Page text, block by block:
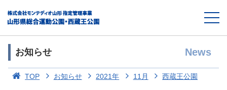
お知らせ News
TOP お知らせ 2021年 11月 西蔵王公園